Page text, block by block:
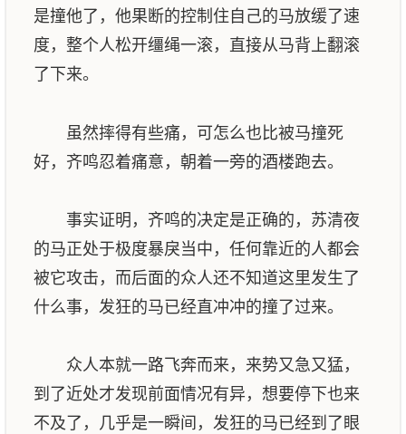
是撞他了，他果断的控制住自己的马放缓了速
度，整个人松开缰绳一滚，直接从马背上翻滚
了下来。
虽然摔得有些痛，可怎么也比被马撞死
好，齐鸣忍着痛意，朝着一旁的酒楼跑去。
事实证明，齐鸣的决定是正确的，苏清夜
的马正处于极度暴戾当中，任何靠近的人都会
被它攻击，而后面的众人还不知道这里发生了
什么事，发狂的马已经直冲冲的撞了过来。
众人本就一路飞奔而来，来势又急又猛，
到了近处才发现前面情况有异，想要停下也来
不及了，几乎是一瞬间，发狂的马已经到了眼